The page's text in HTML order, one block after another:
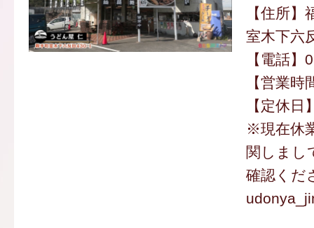
【住所
室木下六
【電話
【営業
【定休日
※現在休
関しまし
確認くだ